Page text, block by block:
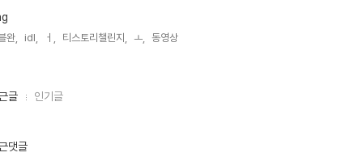
완, idl, ㅓ, 티스토리챌린지, ㅗ, 동영상,
글 인기글
댓글